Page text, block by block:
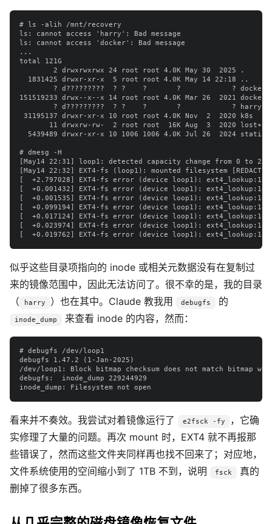
# ls -alih /mnt/recovery
ls: cannot access 'harry': Bad message
ls: cannot access 'docker': Bad message
...
total 121G
        2 drwxrwxrwx 24 root root 4.0K May 30  2025 .
  1831425 drwxr-xr-x  5 root root 4.0K May 14 22:18 ..
        ? d?????????  ? ?    ?       ?            ? docker
151519233 drwx--x--x 14 root root 4.0K Mar 26  2021
        ? d?????????  ? ?    ?       ?            ? harry
31195137 drwxr-xr-x 10 root root 4.0K Nov  2  2020 k8s
11 drwxrw-rw-  2 root root  16K Aug  3  2020
  5439489 drwxr-xr-x 10 1006 1006 4.0K Jul 26  2024 static
# dmesg -H
[May14 22:31] loop1: detected capacity change from 0 to
[May14 22:32] EXT4-fs (loop1): mounted filesystem
[  +2.797028] EXT4-fs error (device loop1):
[  +0.001432] EXT4-fs error (device loop1):
[  +0.001535] EXT4-fs error (device loop1):
[  +0.099194] EXT4-fs error (device loop1):
[  +0.017124] EXT4-fs error (device loop1):
[  +0.023974] EXT4-fs error (device loop1):
似乎这些目录项指向的 inode 或相关元数据没有在复制过
来的镜像范围中，因此无法访问了。很不幸的是，我的目录
（
harry ）也在其中。Claude 教我用 debugfs 的
inode_dump 来查看 inode 的内容，然而：
# debugfs /dev/loop1
debugfs 1.47.2 (1-Jan-2025)
/dev/loop1: Block bitmap checksum does not match bitmap
debugfs:  inode_dump 229244929
看来并不奏效。我尝试对着镜像运行了 e2fsck -fy
，它确
实修理了大量的问题。再次 mount 时，EXT4 就不再报那
些错误了，然而这些文件夹同样再也找不回来了；对应地，
文件系统使用的空间缩小到了 1TB 不到，说明
fsck
真的
删掉了很多东西。